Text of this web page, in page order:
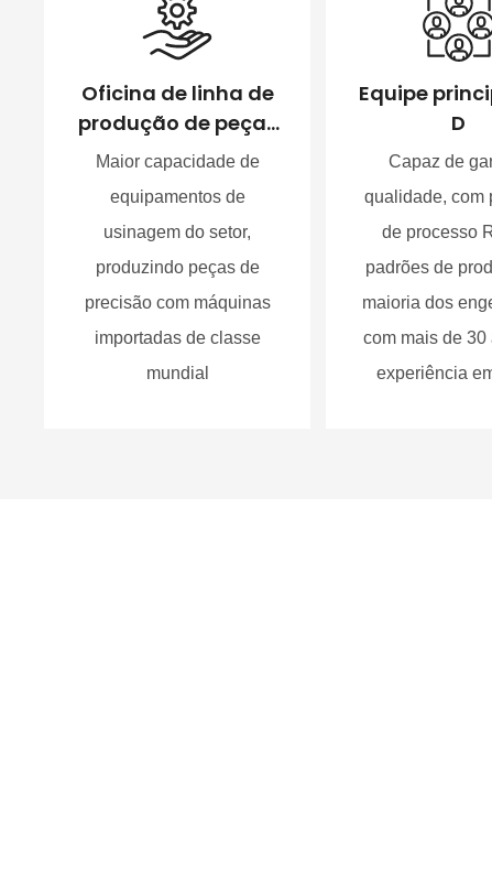
Oficina de linha de
produção de peças
de máquinas-
Maior capacidade de
equipamentos de
usinagem do setor,
produzindo peças de
precisão com máquinas
importadas de classe
mundial
Equipe
D
Capaz de
qualidade, com
de processo
padrões de
maioria dos
com mais de 30
experiência